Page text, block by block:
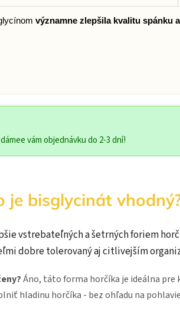
významne zlepšila kvalitu spánku
vám objednávku do 2-3 dní!
je bisglycinát
vstrebateľných a šetrných foriem
dobre tolerovaný aj citlivejším
Áno, táto forma horčíka je ideálna pre
hladinu horčíka - bez ohľadu na